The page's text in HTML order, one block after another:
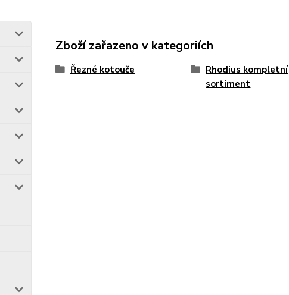
Zboží zařazeno v kategoriích
Řezné kotouče
Rhodius kompletní
sortiment